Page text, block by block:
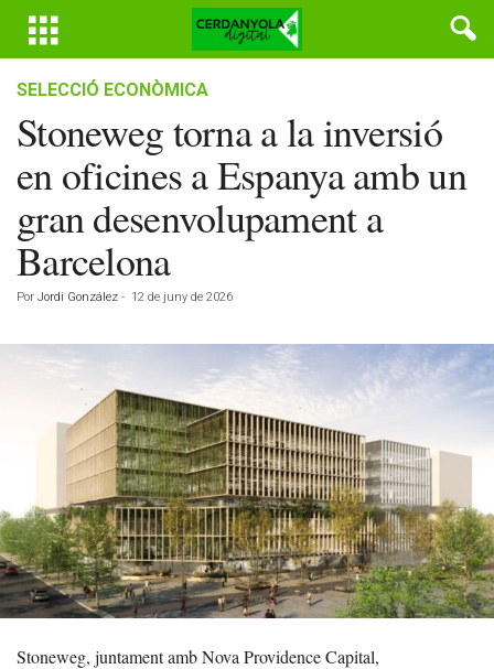
SELECCIÓ ECONÒMICA
Stoneweg torna a la inversió
en oficines a Espanya amb un
gran desenvolupament a
Barcelona
Por Jordi González - 12 de juny de 2026
Stoneweg, juntament amb Nova Providence Capital,